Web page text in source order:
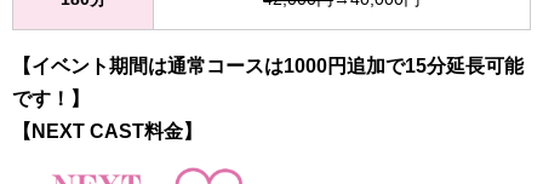
【イベント期間は通常コースは1000円追加で15分延長可能
です！】
【NEXT CAST料金】